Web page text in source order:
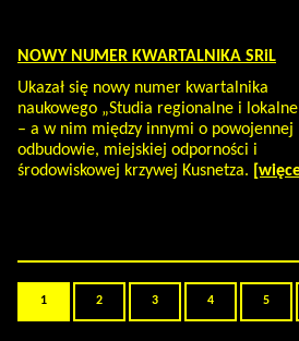
NOWY NUMER KWARTALNIKA SRiL
Ukazał się nowy numer kwartalnika
naukowego „Studia regionalne i
– a w nim między innymi o powojennej
odbudowie, miejskiej odporności i
środowiskowej krzywej Kusnetza.
1 2 3 4 5